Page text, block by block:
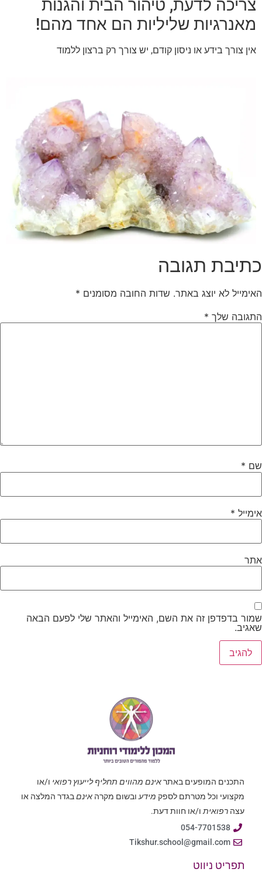
צריכה לדעת, טיהור הבית והגנות
מאנרגיות שליליות הם אחד מהם!
אין צורך בידע או ניסון קודם, יש צורך רק ברצון ללמוד
כתיבת תגובה
האימייל לא יוצג באתר. שדות החובה מסומנים *
התגובה שלך *
שם *
אימייל *
אתר
שמור בדפדפן זה את השם, האימייל והאתר שלי לפעם הבאה
שאגיב.
התכנים המופעים באתראינם מהווים תחליף לייעוץ רפואי ו/או
מקצועי וכל מטרתם לספק מידע ובשום מקרה אינםבגדר המלצה או
עצה רפואית ו/או חוות דעת.
054-7701538
Tikshur.school@gmail.com
תפריט ניווט